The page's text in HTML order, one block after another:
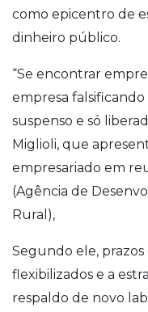
como epicentro de
dinheiro público.
“Se encontrar
empresa
suspenso e só
Miglioli, que
empresariado em
(Agência de
Rural),
Segundo ele, prazos
flexibilizados e a
respaldo de novo